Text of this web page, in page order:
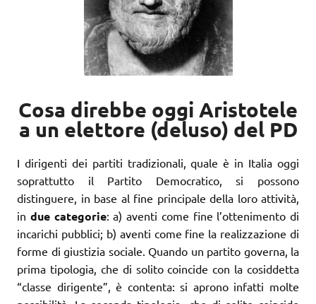
Cosa direbbe oggi Aristotele
a un elettore (deluso) del PD
I dirigenti dei partiti tradizionali, quale è in Italia oggi
soprattutto il Partito Democratico, si possono
distinguere, in base al fine principale della loro attività,
in due categorie: a) aventi come fine l’ottenimento di
incarichi pubblici; b) aventi come fine la realizzazione di
forme di giustizia sociale. Quando un partito governa, la
prima tipologia, che di solito coincide con la cosiddetta
“classe dirigente”, è contenta: si aprono infatti molte